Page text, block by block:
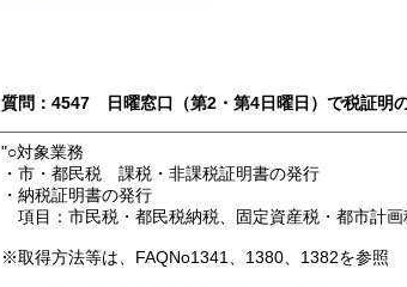
質問：4547 日曜窓口（第2・第4日曜日）で税証明の
"○対象業務
・市・都民税 課税・非課税証明書の発行
・納税証明書の発行
項目：市民税・都民税納税、固定資産税・都市計
※取得方法等は、FAQNo1341、1380、1382を参照